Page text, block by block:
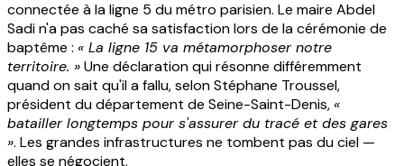
connectée à la ligne 5 du métro parisien. Le maire Abdel
Sadi n'a pas caché sa satisfaction lors de la cérémonie de
baptême : « La ligne 15 va métamorphoser notre
territoire. »Une déclaration qui résonne différemment
quand on sait qu'il a fallu, selon Stéphane Troussel,
président du département de Seine-Saint-Denis, «
batailler longtemps pour s'assurer du tracé et des gares
». Les grandes infrastructures ne tombent pas du ciel —
elles se négocient.